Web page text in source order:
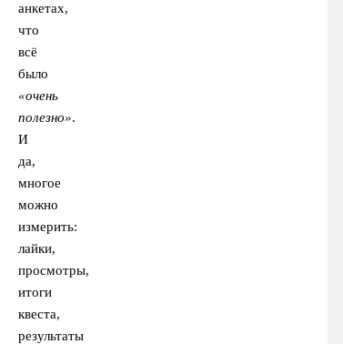
анкетах,
что
всё
было
«очень
полезно».
И
да,
многое
можно
измерить:
лайки,
просмотры,
итоги
квеста,
результаты